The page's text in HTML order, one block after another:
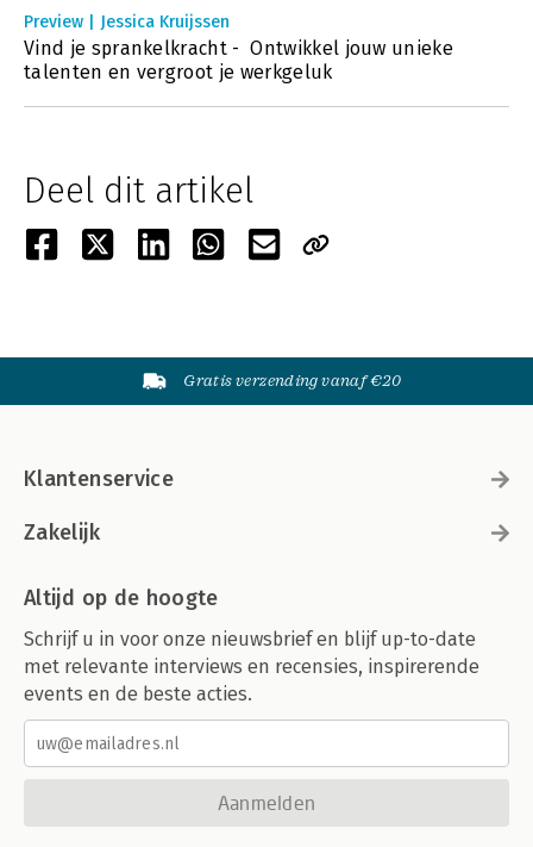
Preview | Jessica Kruijssen
Vind je sprankelkracht - Ontwikkel jouw unieke
talenten en vergroot je werkgeluk
Deel dit artikel
Gratis verzending vanaf €20
Klantenservice
Zakelijk
Altijd op de hoogte
Schrijf u in voor onze nieuwsbrief en blijf up-to-date
met relevante interviews en recensies, inspirerende
events en de beste acties.
Aanmelden